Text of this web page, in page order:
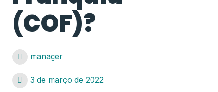
(COF)?
manager
3 de março de 2022